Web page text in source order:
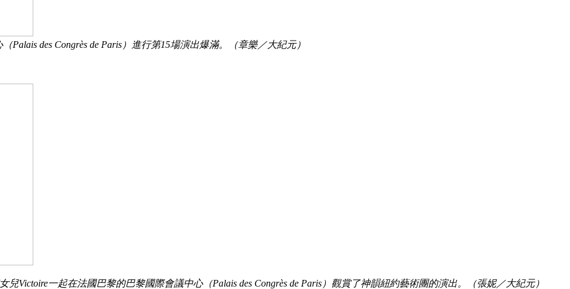
des Congrès de Paris）進行第15場演出爆滿。（章樂／大紀元）
Victoire一起在法國巴黎的巴黎國際會議中心（Palais des Congrès de Paris）觀賞了神韻紐約藝術團的演出。（張妮／大紀元）